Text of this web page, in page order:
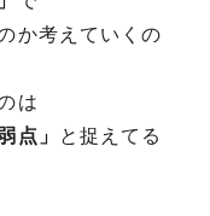
か考えていくの
は
点」
と捉えてる